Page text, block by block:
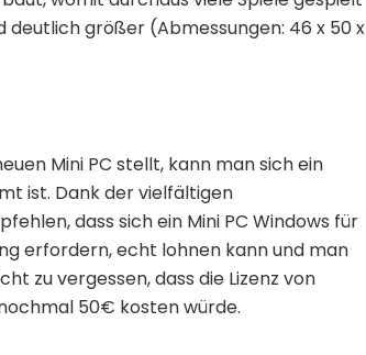
größer (Abmessungen: 46 x 50 x
Mini PC stellt, kann man sich ein
ist. Dank der vielfältigen
dass sich ein Mini PC Windows für
erfordern, echt lohnen kann und man
zu vergessen, dass die Lizenz von
50€ kosten würde.